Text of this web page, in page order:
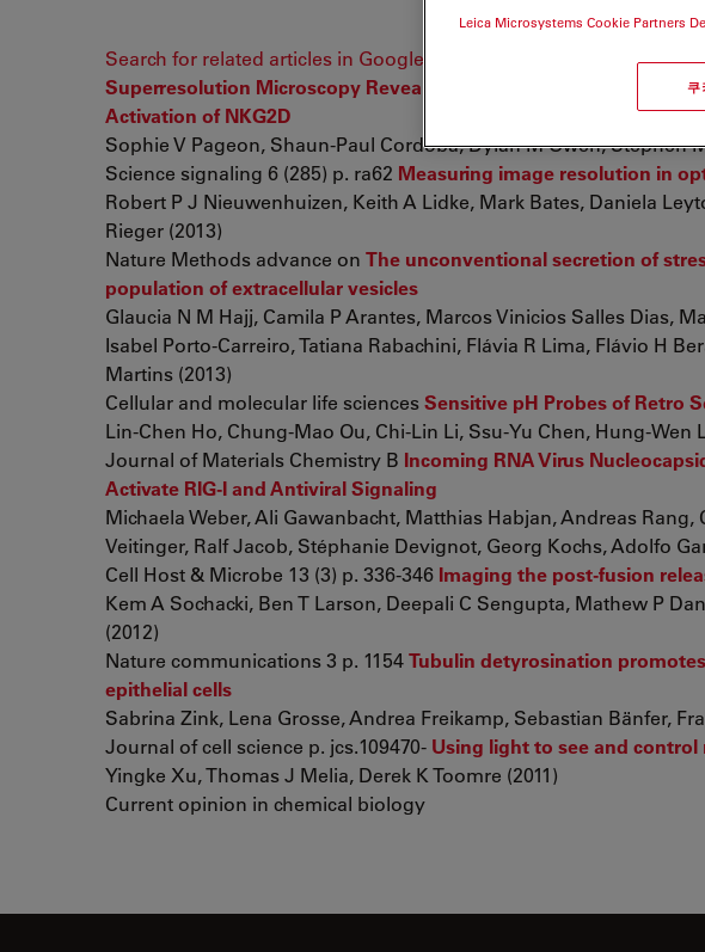
Search for related articles in Google Scholar
Superresolution Microscopy Reveals Nanometer-Scale
Activation of NKG2D
Sophie V Pageon, Shaun-Paul Cordoba, Dylan M Owen, Stephen
Science signaling 6 (285) p. ra62 Measuring image resolution in
Robert P J Nieuwenhuizen, Keith A Lidke, Mark Bates, Daniela
Rieger (2013)
Nature Methods advance on The unconventional secretion of
population of extracellular vesicles
Glaucia N M Hajj, Camila P Arantes, Marcos Vinicios Salles Dias,
Isabel Porto-Carreiro, Tatiana Rabachini, Flávia R Lima, Flávio H
Martins (2013)
Cellular and molecular life sciencesSensitive pH Probes of Retro
Lin-Chen Ho, Chung-Mao Ou, Chi-Lin Li, Ssu-Yu Chen, Hung-Wen
Journal of Materials Chemistry B Incoming RNA Virus
Activate RIG-I and Antiviral Signaling
Michaela Weber, Ali Gawanbacht, Matthias Habjan, Andreas
Veitinger, Ralf Jacob, Stéphanie Devignot, Georg Kochs, Adolfo
Cell Host & Microbe 13 (3) p. 336-346 Imaging the post-fusion
Kem A Sochacki, Ben T Larson, Deepali C Sengupta, Mathew P
(2012)
Nature communications 3 p. 1154Tubulin detyrosination
epithelial cells
Sabrina Zink, Lena Grosse, Andrea Freikamp, Sebastian Bänfer,
Journal of cell science p. jcs.109470- Using light to see and
Yingke Xu, Thomas J Melia, Derek K Toomre (2011)
Current opinion in chemical biology
Leica Microsystems Cookie Partners
쿠